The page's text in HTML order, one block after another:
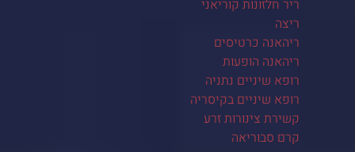
ריר חלזונות קוריאני
ריצה
ריהאנה כרטיסים
ריהאנה הופעות
רופא שיניים נתניה
רופא שיניים בקיסריה
קשירת צינורות זרע
קרם סבוריאה